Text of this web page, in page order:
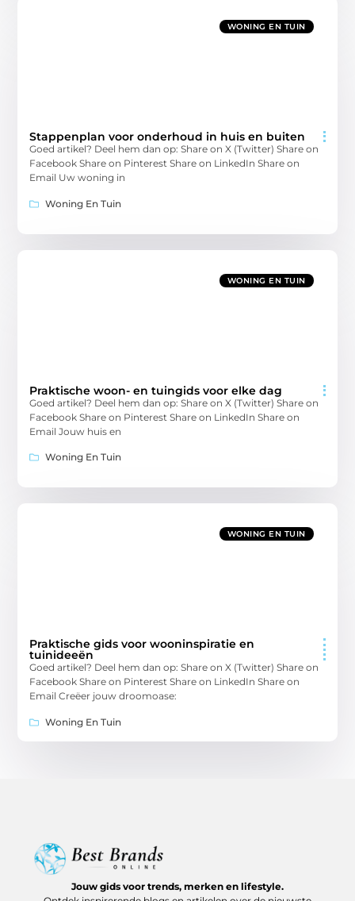
WONING EN TUIN
Stappenplan voor onderhoud in huis en buiten
Goed artikel? Deel hem dan op: Share on X (Twitter) Share on
Facebook Share on Pinterest Share on LinkedIn Share on
Email Uw woning in
Woning En Tuin
WONING EN TUIN
Praktische woon- en tuingids voor elke dag
Goed artikel? Deel hem dan op: Share on X (Twitter) Share on
Facebook Share on Pinterest Share on LinkedIn Share on
Email Jouw huis en
Woning En Tuin
WONING EN TUIN
Praktische gids voor wooninspiratie en
tuinideeën
Goed artikel? Deel hem dan op: Share on X (Twitter) Share on
Facebook Share on Pinterest Share on LinkedIn Share on
Email Creëer jouw droomoase:
Woning En Tuin
Jouw gids voor trends, merken en lifestyle.